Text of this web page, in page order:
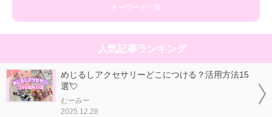
キーワード一覧
人気記事ランキング
めじるしアクセサリーどこにつける？活用方法15
選💘
むーみー
2025.12.28